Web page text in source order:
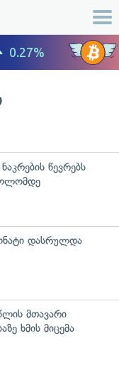
წევრებს
დასრულდა
მთავარი
ხმის მიცემა